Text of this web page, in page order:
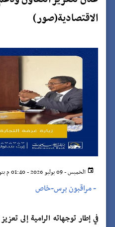
الاقتصادية(صور)
الخميس - 09 يوليو 2026 - 01:40 م بتوقيت عدن
-مراقبون برس-خاص
في إطار توجهاته الرامية إلى